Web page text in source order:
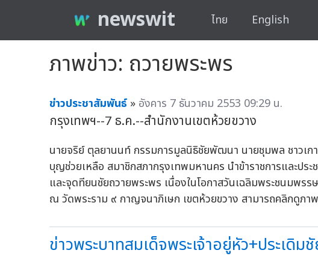
newswit ไทย English
ภาพข่าว: ถวายพระพร
ข่าวประชาสัมพันธ์ » อังคาร 7 ธันวาคม 2553 09:29 น.
กรุงเทพฯ--7 ธ.ค.--สำนักงานเขตห้วยขวาง
นายจริย์ ตุลยานนท์ กรรมการมูลนิธิชัยพัฒนา นายชุมพล ชาวเกา
บุญช่วยเหลือ สมาชิกสภากรุงเทพมหานคร นำข้าราชการและปร
และจุดทียนชัยถวายพระพร เนื่องในโอกาสวันเฉลิมพระชนมพร
ณ วัดพระราม ๙ กาญจนาภิเษก เขตห้วยขวาง สามารถคลิกดูภ
ข่าวพระบาทสมเด็จพระเจ้าอยู่หัว+ประเดิ